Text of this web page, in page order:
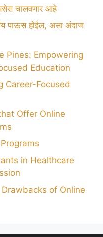
चालवणार आहे
पाऊस होईल, असा अंदाज
Pines: Empowering
Education
Career-Focused
Offer Online
in Healthcare
of Online